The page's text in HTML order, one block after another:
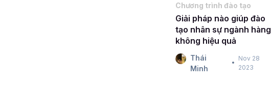
Chương trình đào tạo
Giải pháp nào giúp đào
tạo nhân sự ngành hàng
không hiệu quả
Thái
Minh
Nov 28
2023